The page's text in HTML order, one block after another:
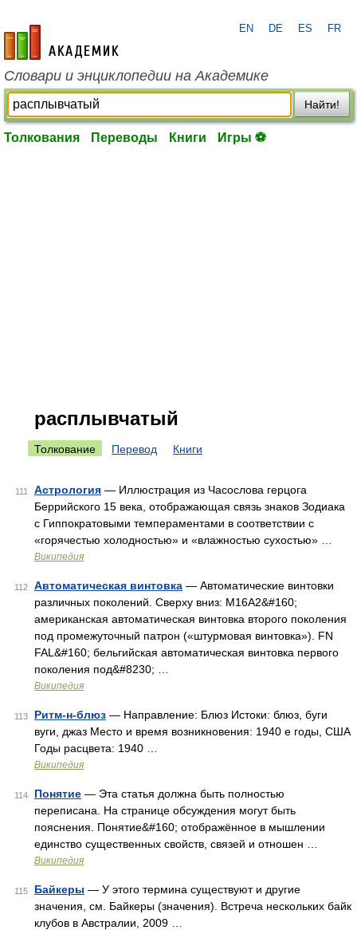
academic.ru
EN DE ES FR
Словари и энциклопедии на Академике
Найти!
Толкования Переводы Книги Игры ⚽
расплывчатый
Толкование Перевод Книги
111 Астрология — Иллюстрация из Часослова герцога
Беррийского 15 века, отображающая связь знаков Зодиака
с Гиппократовыми темпераментами в соответствии с
«горячестью холодностью» и «влажностью сухостью» …
Википедия
112 Автоматическая винтовка — Автоматические винтовки
различных поколений. Сверху вниз: M16A2&#160;
американская автоматическая винтовка второго поколения
под промежуточный патрон («штурмовая винтовка»). FN
FAL&#160; бельгийская автоматическая винтовка первого
поколения под&#8230; …
Википедия
113 Ритм-н-блюз — Направление: Блюз Истоки: блюз, буги
вуги, джаз Место и время возникновения: 1940 е годы, США
Годы расцвета: 1940 …
Википедия
114 Понятие — Эта статья должна быть полностью
переписана. На странице обсуждения могут быть
пояснения. Понятие&#160; отображённое в мышлении
единство существенных свойств, связей и отношен …
Википедия
115 Байкеры — У этого термина существуют и другие
значения, см. Байкеры (значения). Встреча нескольких байк
клубов в Австралии, 2009 …